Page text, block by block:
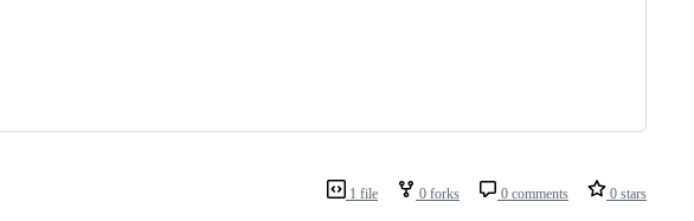
1 file 0 forks 0 comments 0 stars